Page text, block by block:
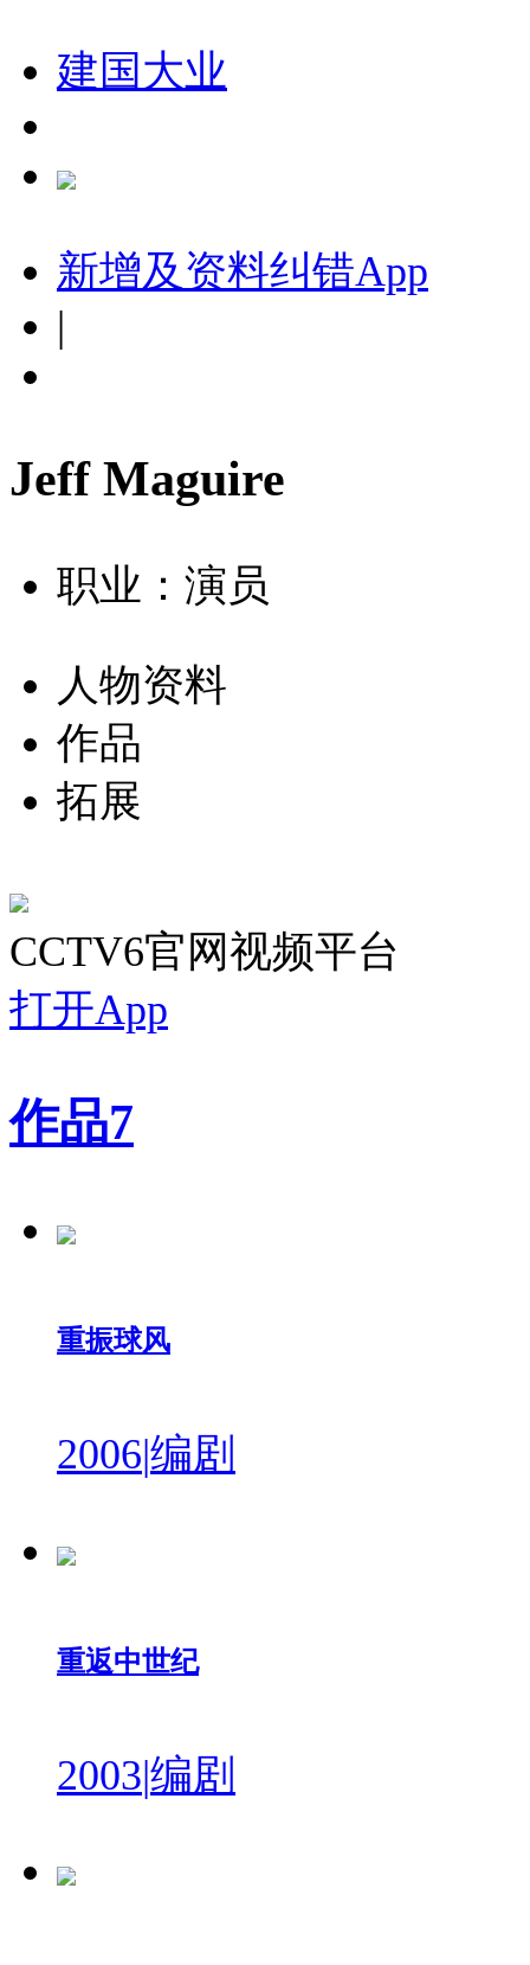
建国大业
新增及资料纠错App
|
Jeff Maguire
职业：演员
人物资料
作品
拓展
CCTV6官网视频平台
打开App
作品7
重振球风
2006|编剧
重返中世纪
2003|编剧